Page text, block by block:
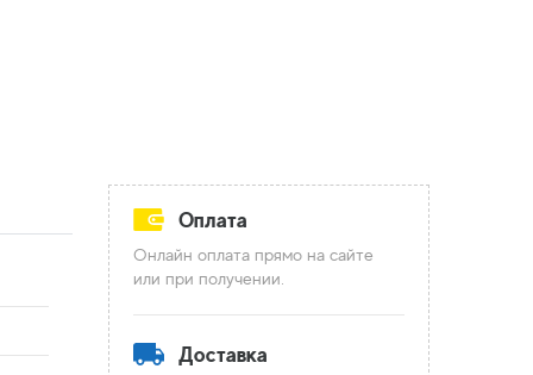
Оплата
Онлайн оплата прямо на сайте
или при получении.
Доставка